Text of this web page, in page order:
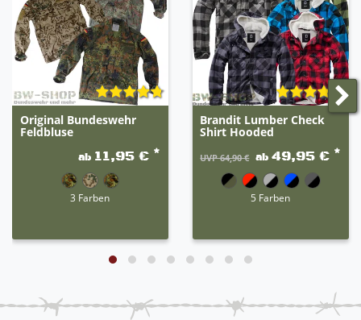
Original Bundeswehr
Feldbluse
ab 11,95 € *
3 Farben
Brandit Lumber Check
Shirt Hooded
UVP 64,90 € ab 49,95 € *
5 Farben